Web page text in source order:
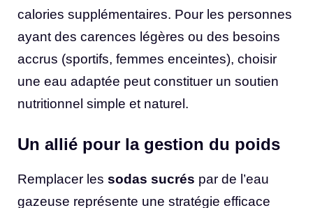
calories supplémentaires. Pour les personnes
ayant des carences légères ou des besoins
accrus (sportifs, femmes enceintes), choisir
une eau adaptée peut constituer un soutien
nutritionnel simple et naturel.
Un allié pour la gestion du poids
Remplacer les sodas sucrés par de l’eau
gazeuse représente une stratégie efficace